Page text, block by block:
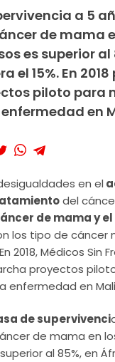
a 5
de mama
es superior al
el 15%. En
piloto para
en
en el
del
de mama y
los tipo de cáncer
2018, Médicos Sin
proyectos
enfermedad en Mali
de supervivenci
de mama en
al 85%, en